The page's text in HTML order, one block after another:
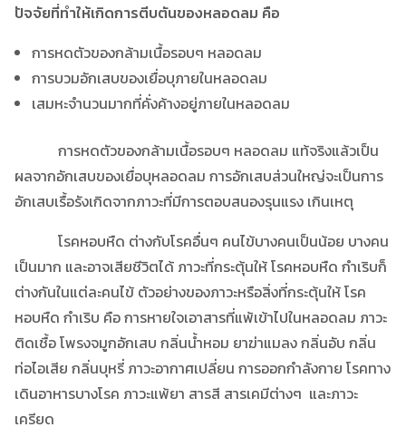
ปัจจัยที่ทำให้เกิดการตีบตันของหลอดลม คือ
การหดตัวของกล้ามเนื้อรอบๆ หลอดลม
การบวมอักเสบของเยื่อบุภายในหลอดลม
เสมหะจำนวนมากที่คั่งค้างอยู่ภายในหลอดลม
การหดตัวของกล้ามเนื้อรอบๆ หลอดลม แท้จริงแล้วเป็น
ผลจากอักเสบของเยื่อบุหลอดลม การอักเสบส่วนใหญ่จะเป็นการ
อักเสบเรื้อรังเกิดจากภาวะที่มีการตอบสนองรุนแรง เกินเหตุ
โรคหอบหืด ต่างกับโรคอื่นๆ คนไข้บางคนเป็นน้อย บางคน
เป็นมาก และอาจเสียชีวิตได้ ภาวะที่กระตุ้นให้ โรคหอบหืด กำเริบก็
ต่างกันในแต่ละคนไข้ ตัวอย่างของภาวะหรือสิ่งที่กระตุ้นให้ โรค
หอบหืด กำเริบ คือ การหายใจเอาสารที่แพ้เข้าไปในหลอดลม ภาวะ
ติดเชื้อ โพรงจมูกอักเสบ กลิ่นน้ำหอม ยาฆ่าแมลง กลิ่นอับ กลิ่น
ท่อไอเสีย กลิ่นบุหรี่ ภาวะอากาศเปลี่ยน การออกกำลังกาย โรคทาง
เดินอาหารบางโรค ภาวะแพ้ยา สารสี สารเคมีต่างๆ และภาวะ
เครียด